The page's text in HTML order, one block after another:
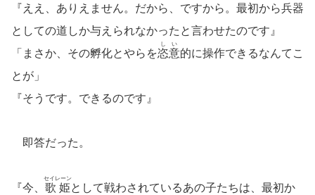
『ええ、ありえません。だから、ですから。最初から兵器
としての道しか与えられなかったと言わせたのです』
「まさか、その孵化とやらを恣意
しい
的に操作できるなんてこ
とが」
『そうです。できるのです』
即答だった。
『今、 歌姫
セイレーン
として戦わされているあの子たちは、最初か